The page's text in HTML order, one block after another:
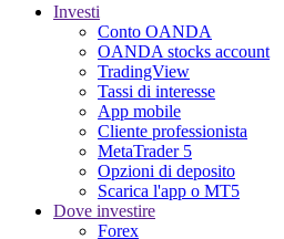
Investi
Conto OANDA
OANDA stocks account
TradingView
Tassi di interesse
App mobile
Cliente professionista
MetaTrader 5
Opzioni di deposito
Scarica l'app o MT5
Dove investire
Forex